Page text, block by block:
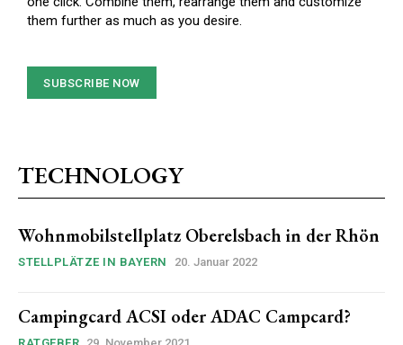
them further as much as you desire.
SUBSCRIBE NOW
TECHNOLOGY
Wohnmobilstellplatz Oberelsbach in der Rhön
STELLPLÄTZE IN BAYERN 20. Januar 2022
Campingcard ACSI oder ADAC Campcard?